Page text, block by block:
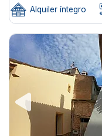
Alquiler íntegro